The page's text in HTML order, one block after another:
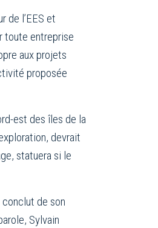
de l’EES et
toute entreprise
aux projets
proposée
est des îles de la
devrait
statuera si le
conclut de son
Sylvain